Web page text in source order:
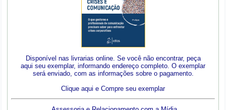
Disponível nas livrarias online. Se você não encontrar, peça
aqui seu exemplar, informando endereço completo. O exemplar
será enviado, com as informações sobre o pagamento.
Clique aqui e Compre seu exemplar